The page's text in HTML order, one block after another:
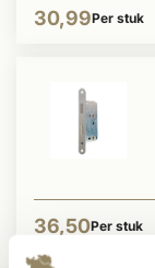
30,99Per stuk
36,50Per stuk